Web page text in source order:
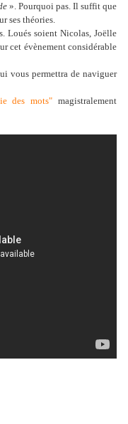
». Pourquoi pas. Il suffit que
ses théories.
Loués soient Nicolas, Joëlle
cet évènement considérable
vous permettra de naviguer
des mots" magistralement